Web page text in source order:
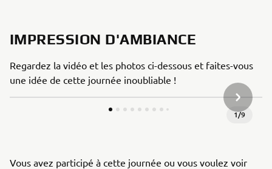
IMPRESSION D'AMBIANCE
Regardez la vidéo et les photos ci-dessous et faites-vous
une idée de cette journée inoubliable !
1/9
Vous avez participé à cette journée ou vous voulez voir